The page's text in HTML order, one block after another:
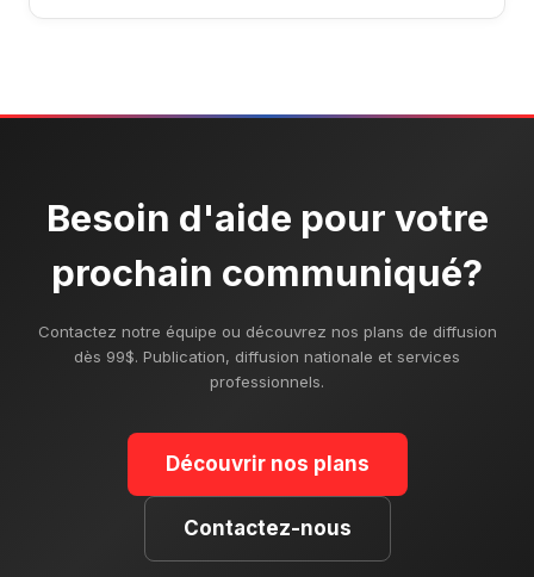
Besoin d'aide pour votre
prochain communiqué?
Contactez notre équipe ou découvrez nos plans de diffusion
dès 99$. Publication, diffusion nationale et services
professionnels.
Découvrir nos plans
Contactez-nous